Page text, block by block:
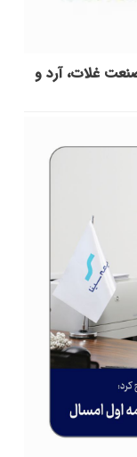
غلات، آرد و